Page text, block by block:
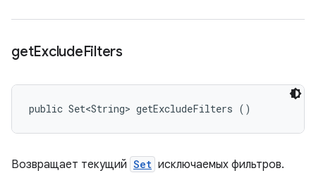
getExcludeFilters
public Set<String> getExcludeFilters ()
Возвращает текущий Set исключаемых фильтров.